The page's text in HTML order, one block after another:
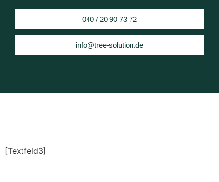
040 / 20 90 73 72
info@tree-solution.de
[Textfeld3]